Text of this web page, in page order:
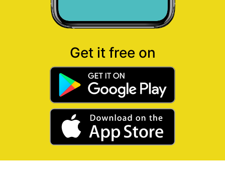
Get it free on